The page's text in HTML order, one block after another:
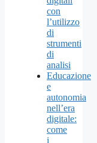
con
l’utilizzo
di
strumenti
di
analisi
Educazione
e
autonomia
nell’era
digitale:
come
i